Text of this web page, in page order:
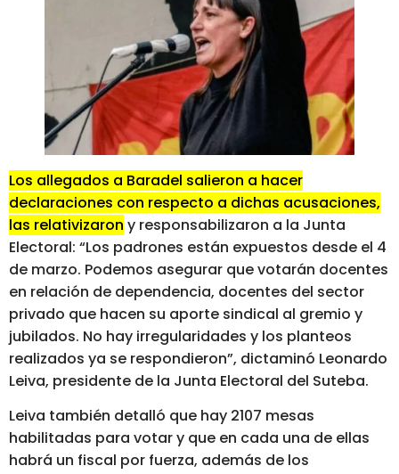
Los allegados a Baradel salieron a hacer
declaraciones con respecto a dichas acusaciones,
las relativizaron y responsabilizaron a la Junta
Electoral: “Los padrones están expuestos desde el 4
de marzo. Podemos asegurar que votarán docentes
en relación de dependencia, docentes del sector
privado que hacen su aporte sindical al gremio y
jubilados. No hay irregularidades y los planteos
realizados ya se respondieron”, dictaminó Leonardo
Leiva, presidente de la Junta Electoral del Suteba.
Leiva también detalló que hay 2107 mesas
habilitadas para votar y que en cada una de ellas
habrá un fiscal por fuerza, además de los